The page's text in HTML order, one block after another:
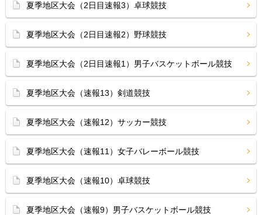
夏季地区大会（2日目速報3）卓球競技
夏季地区大会（2日目速報2）野球競技
夏季地区大会（2日目速報1）男子バスケットボール競技
夏季地区大会（速報13）剣道競技
夏季地区大会（速報12）サッカー競技
夏季地区大会（速報11）女子バレーボール競技
夏季地区大会（速報10）卓球競技
夏季地区大会（速報9）男子バスケットボール競技